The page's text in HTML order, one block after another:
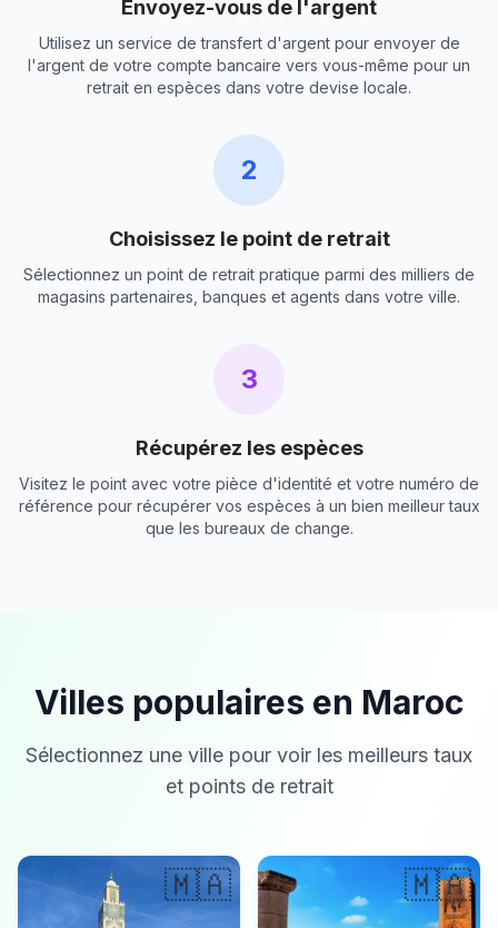
Envoyez-vous de l'argent
Utilisez un service de transfert d'argent pour envoyer de
l'argent de votre compte bancaire vers vous-même pour un
retrait en espèces dans votre devise locale.
2
Choisissez le point de retrait
Sélectionnez un point de retrait pratique parmi des milliers de
magasins partenaires, banques et agents dans votre ville.
3
Récupérez les espèces
Visitez le point avec votre pièce d'identité et votre numéro de
référence pour récupérer vos espèces à un bien meilleur taux
que les bureaux de change.
Villes populaires en Maroc
Sélectionnez une ville pour voir les meilleurs taux
et points de retrait
🇲🇦 🇲🇦